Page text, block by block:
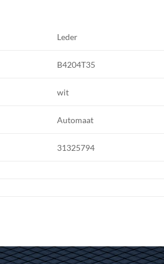
Leder
B4204T35
wit
Automaat
31325794